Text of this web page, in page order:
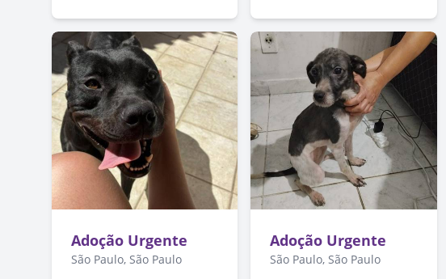
Adoção Urgente
São Paulo, São Paulo
Adoção Urgente
São Paulo, São Paulo